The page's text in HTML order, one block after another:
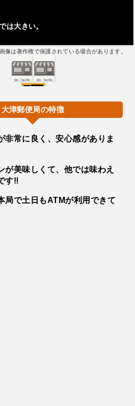
は大きい。
画像は著作権で保護されている場合があります。
大津郵便局の特徴
非常に良く、安心感がありま
が美味しくて、他では味わえ
す‼️
局で土日もATMが利用できて